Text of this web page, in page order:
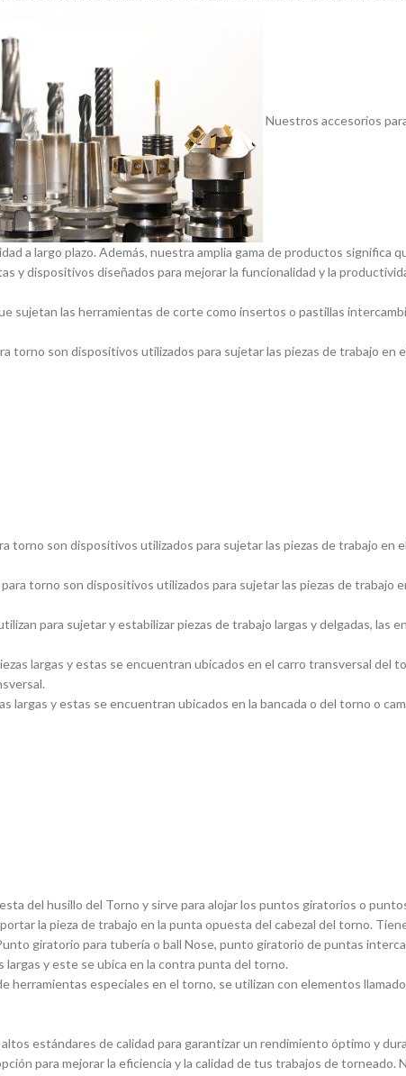
Nuestros accesorios
a largo plazo. Además, nuestra amplia gama de productos significa
y dispositivos diseñados para mejorar la funcionalidad y la
las herramientas de corte como insertos o pastillas
torno son dispositivos utilizados para sujetar las piezas de trabajo
torno son dispositivos utilizados para sujetar las piezas de trabajo
torno son dispositivos utilizados para sujetar las piezas de trabajo
para sujetar y estabilizar piezas de trabajo largas y delgadas, las
largas y estas se encuentran ubicados en el carro transversal del
y estas se encuentran ubicados en la bancada o del torno o
del husillo del Torno y sirve para alojar los puntos giratorios o
la pieza de trabajo en la punta opuesta del cabezal del torno.
giratorio para tuberí­a o ball Nose, punto giratorio de puntas
y este se ubica en la contra punta del torno.
especiales en el torno, se utilizan con elementos
estándares de calidad para garantizar un rendimiento óptimo y
para mejorar la eficiencia y la calidad de tus trabajos de torneado.